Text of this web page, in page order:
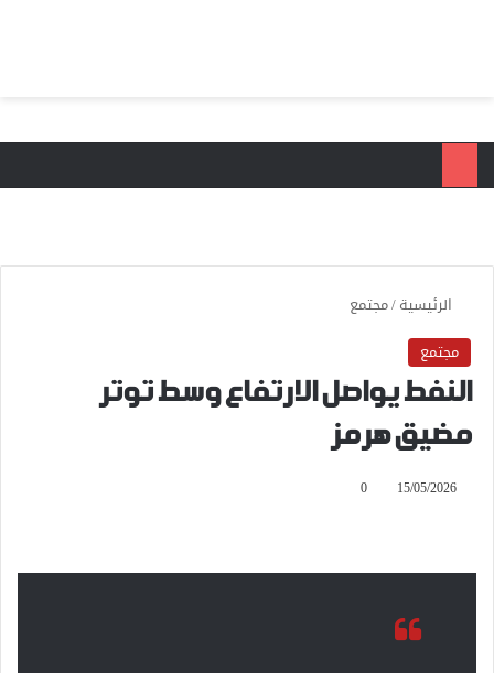
الرئيسية/مجتمع
مجتمع
النفط يواصل الارتفاع وسط توتر
مضيق هرمز
15/05/2026
0